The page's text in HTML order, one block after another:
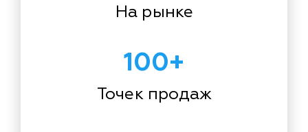
На рынке
100+
Точек продаж